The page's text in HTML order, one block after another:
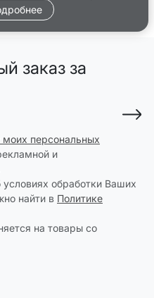
заказ за
моих персональных
и
обработки Ваших
найти в Политике
на товары со